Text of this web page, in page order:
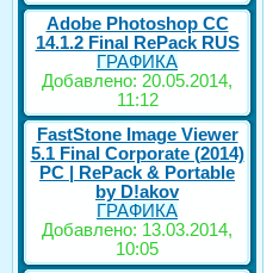
Adobe Photoshop CC
14.1.2 Final RePack RUS
ГРАФИКА
Добавлено: 20.05.2014,
11:12
FastStone Image Viewer
5.1 Final Corporate (2014)
РС | RePack & Portable
by D!akov
ГРАФИКА
Добавлено: 13.03.2014,
10:05